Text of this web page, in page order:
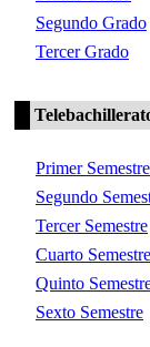
Segundo Grado
Tercer Grado
Primer Semestre
Segundo
Tercer Semestre
Cuarto Semestre
Quinto
Sexto Semestre